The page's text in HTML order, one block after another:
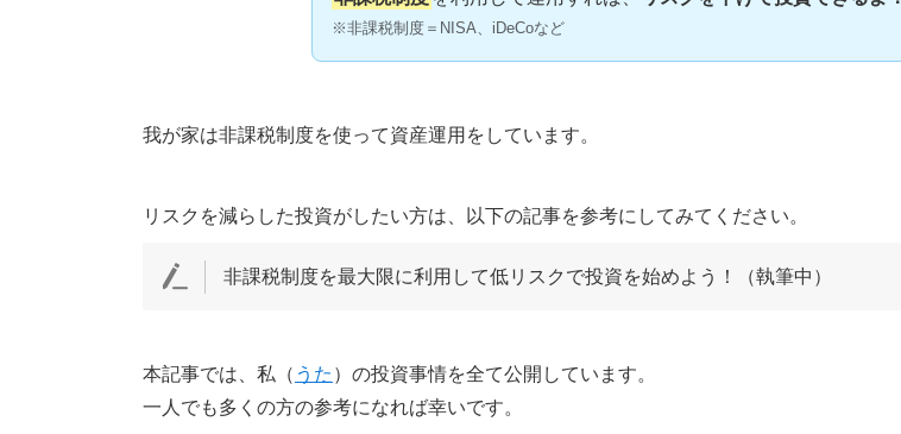
※非課税制度＝NISA、iDeCoなど
我が家は非課税制度を使って資産運用をしています。
リスクを減らした投資がしたい方は、以下の記事を参考にしてみてください。
非課税制度を最大限に利用して低リスクで投資を始めよう！（執筆中）
本記事では、私（ うた ）の投資事情を全て公開しています。
一人でも多くの方の参考になれば幸いです。